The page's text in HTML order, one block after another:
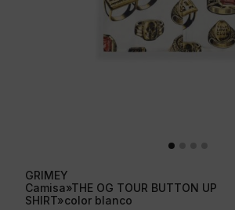
GRIMEY
Camisa»THE OG TOUR BUTTON UP
SHIRT»color blanco